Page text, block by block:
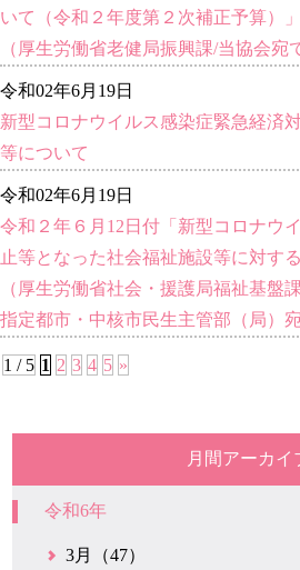
いて（令和２年度第２次補正予算）」
（厚生労働省老健局振興課/当協会宛
令和02年6月19日
新型コロナウイルス感染症緊急経済
等について
令和02年6月19日
令和２年６月12日付「新型コロナウ
止等となった社会福祉施設等に対す
（厚生労働省社会・援護局福祉基盤
指定都市・中核市民生主管部（局）宛
1 / 5 1 2 3 4 5 »
月間アーカイ
令和6年
3月（47）